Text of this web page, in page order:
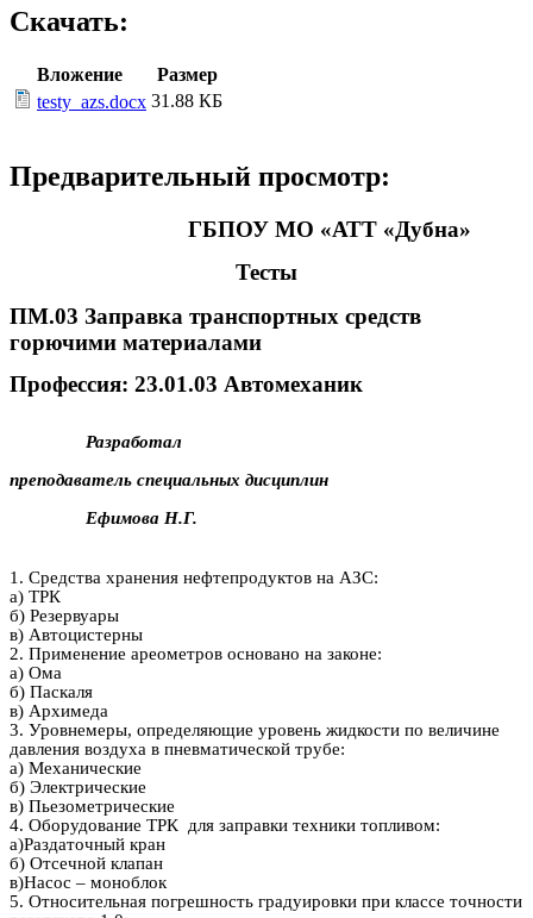
Скачать:
Вложение
Размер
testy_azs.docx 31.88 КБ
Предварительный просмотр:
ГБПОУ МО «АТТ «Дубна»
Тесты
ПМ.03 Заправка транспортных средств
горючими материалами
Профессия: 23.01.03 Автомеханик
Разработал
преподаватель специальных дисциплин
Ефимова Н.Г.
1. Средства хранения нефтепродуктов на АЗС:
а) ТРК
б) Резервуары
в) Автоцистерны
2. Применение ареометров основано на законе:
а) Ома
б) Паскаля
в) Архимеда
3. Уровнемеры, определяющие уровень жидкости по величине
давления воздуха в пневматической трубе:
а) Механические
б) Электрические
в) Пьезометрические
4. Оборудование ТРК для заправки техники топливом:
а)Раздаточный кран
б) Отсечной клапан
в)Насос – моноблок
5. Относительная погрешность градуировки при классе точности